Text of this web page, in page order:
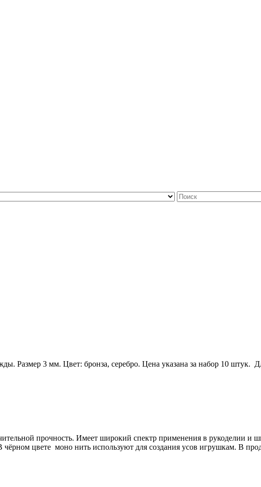
Размер 3 мм. Цвет: бронза, серебро. Цена указана за набор 10 штук.
прочность. Имеет широкий спектр применения в рукоделии и
цвете моно нить используют для создания усов игрушкам. В